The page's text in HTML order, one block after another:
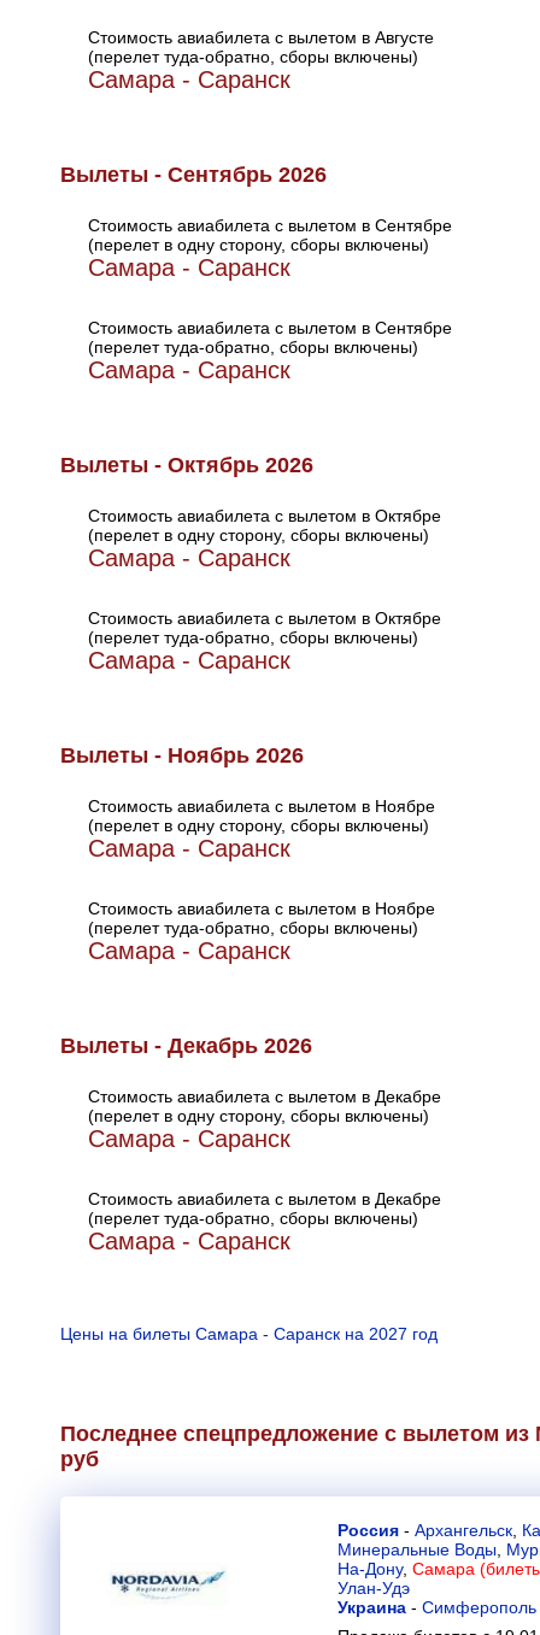
Стоимость авиабилета с вылетом в Августе
(перелет туда-обратно, сборы включены)
Самара - Саранск
Вылеты - Сентябрь 2026
Стоимость авиабилета с вылетом в Сентябре
(перелет в одну сторону, сборы включены)
Самара - Саранск
Стоимость авиабилета с вылетом в Сентябре
(перелет туда-обратно, сборы включены)
Самара - Саранск
Вылеты - Октябрь 2026
Стоимость авиабилета с вылетом в Октябре
(перелет в одну сторону, сборы включены)
Самара - Саранск
Стоимость авиабилета с вылетом в Октябре
(перелет туда-обратно, сборы включены)
Самара - Саранск
Вылеты - Ноябрь 2026
Стоимость авиабилета с вылетом в Ноябре
(перелет в одну сторону, сборы включены)
Самара - Саранск
Стоимость авиабилета с вылетом в Ноябре
(перелет туда-обратно, сборы включены)
Самара - Саранск
Вылеты - Декабрь 2026
Стоимость авиабилета с вылетом в Декабре
(перелет в одну сторону, сборы включены)
Самара - Саранск
Стоимость авиабилета с вылетом в Декабре
(перелет туда-обратно, сборы включены)
Самара - Саранск
Цены на билеты Самара - Саранск на 2027 год
Последнее спецпредложение с вылетом
руб
Россия - Архангельск
Минеральные Воды
На-Дону, Самара
Улан-Удэ
Украина - Симферополь